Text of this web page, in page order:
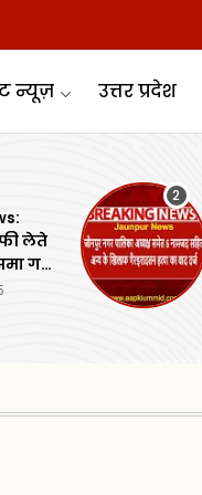
न्यूज़ उत्तर प्रदेश
लेते
गया